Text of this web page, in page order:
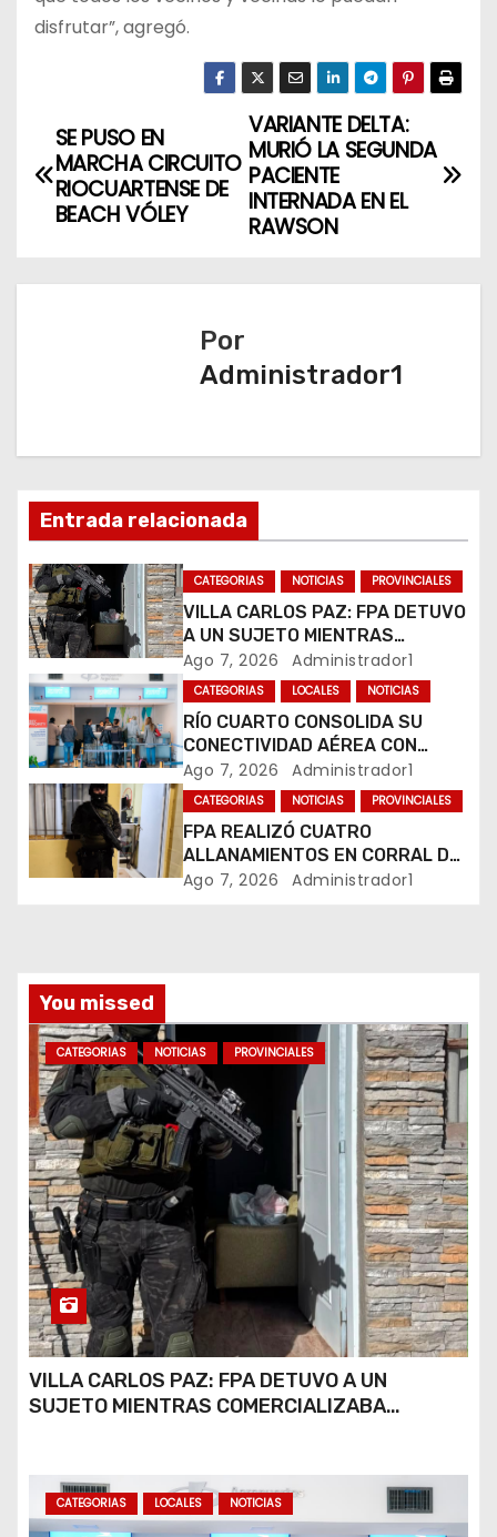
disfrutar”, agregó.
N
a
e
i
ó
n
d
e
e
n
t
r
a
a
s
VARIANTE DELTA:
MURIÓ LA SEGUNDA
PACIENTE
INTERNADA EN EL
RAWSON
SE PUSO EN
MARCHA CIRCUITO
RIOCUARTENSE DE
BEACH VÓLEY
Por
Administrador1
Entrada relacionada
CATEGORIAS NOTICIAS PROVINCIALES
VILLA CARLOS PAZ: FPA DETUVO
A UN SUJETO MIENTRAS
COMERCIALIZABA COCAÍNA Y
MARIHUANA EN UNA PLAZA
Ago 7, 2026 Administrador1
CATEGORIAS LOCALES NOTICIAS
RÍO CUARTO CONSOLIDA SU
CONECTIVIDAD AÉREA CON
CUATRO VUELOS SEMANALES A
BUENOS AIRES
Ago 7, 2026 Administrador1
CATEGORIAS NOTICIAS PROVINCIALES
FPA REALIZÓ CUATRO
ALLANAMIENTOS EN CORRAL DE
BUSTOS-IFFLINGER
Ago 7, 2026 Administrador1
You missed
CATEGORIAS NOTICIAS PROVINCIALES
VILLA CARLOS PAZ: FPA DETUVO A UN
SUJETO MIENTRAS COMERCIALIZABA
CATEGORIAS LOCALES NOTICIAS